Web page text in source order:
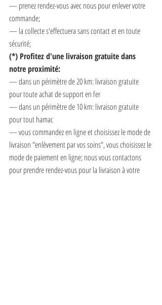
— prenez rendez-vous avec nous pour enlever votre
commande;
— la collecte s'effectuera sans contact et en toute
sécurité;
(*) Profitez d'une livraison gratuite dans
notre proximité:
— dans un périmètre de 20 km: livraison gratuite
pour toute achat de support en fer
— dans un périmètre de 10 km: livraison gratuite
pour tout hamac
— vous commandez en ligne et choisissez le mode de
livraison "enlèvement par vos soins", vous choisissez le
mode de paiement en ligne; nous vous contactons
pour prendre rendez-vous pour la livraison à votre